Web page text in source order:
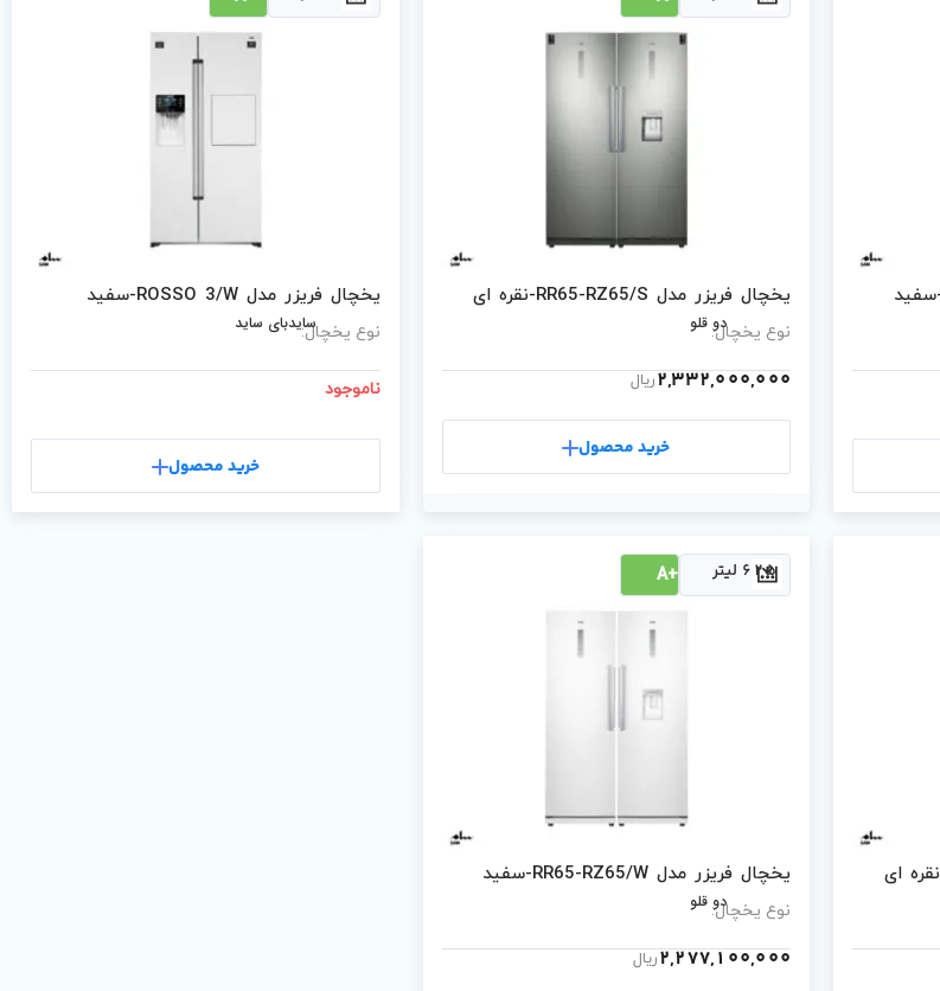
یخچال فریزر مدل RR65-RZ65/S-نقره ای
نوع یخچال:دو قلو
2,332,000,000ریال
خرید محصول
یخچال فریزر مدل ROSSO 3/W-سفید
نوع یخچال:سایدبای ساید
ناموجود
خرید محصول
625 لیتر +A
یخچال فریزر مدل RR65-RZ65/W-سفید
نوع یخچال:دو قلو
2,277,100,000ریال